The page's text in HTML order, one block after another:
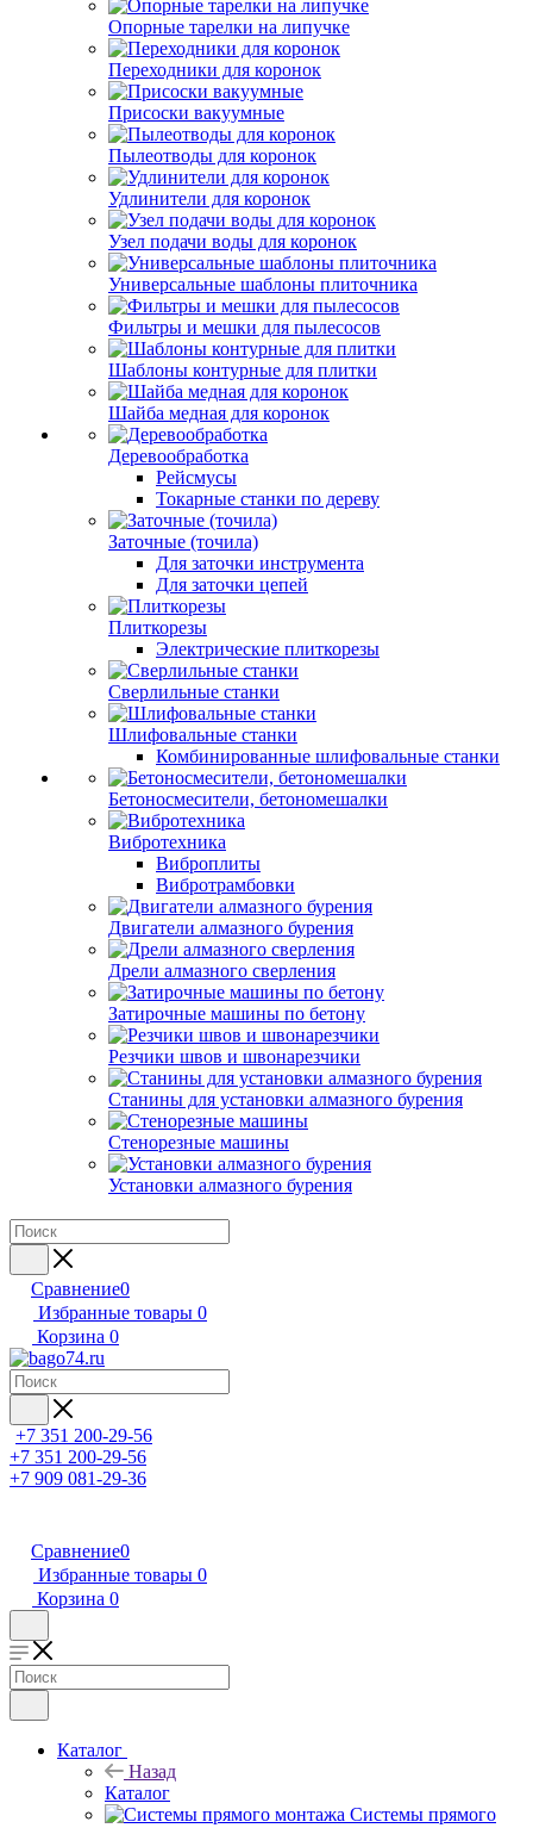
Опорные тарелки на липучке
Переходники для коронок
Присоски вакуумные
Пылеотводы для коронок
Удлинители для коронок
Узел подачи воды для коронок
Универсальные шаблоны плиточника
Фильтры и мешки для пылесосов
Шаблоны контурные для плитки
Шайба медная для коронок
Деревообработка
Рейсмусы
Токарные станки по дереву
Заточные (точила)
Для заточки инструмента
Для заточки цепей
Плиткорезы
Электрические плиткорезы
Сверлильные станки
Шлифовальные станки
Комбинированные шлифовальные станки
Бетоносмесители, бетономешалки
Вибротехника
Виброплиты
Вибротрамбовки
Двигатели алмазного бурения
Дрели алмазного сверления
Затирочные машины по бетону
Резчики швов и швонарезчики
Станины для установки алмазного бурения
Стенорезные машины
Установки алмазного бурения
Сравнение0
Избранные товары 0
Корзина 0
+7 351 200-29-56
+7 351 200-29-56
+7 909 081-29-36
Сравнение0
Избранные товары 0
Корзина 0
Каталог
Назад
Каталог
Системы прямого